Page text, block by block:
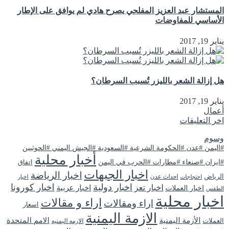
المستشار عبد العزيز المفلحي يصرح هادي لم يوافق على الإطار
الأساسي للمفاوضات
يناير 19, 2017
هل إزالة الشعر بالليزر تُسبب السرطان؟
يناير 19, 2017
أعمال
اخر التعليقات
وسوم
#اليمن #عدن #الحكومة الشرعية #السعودية #الجيش اليمني #الحوثيين
#ايران #صنعاء #مطارات #الحرب في اليمن
أخبار محلية
اتفاق
الرياض
احتجاجات احداث عدن اخبار الجبهات اخبار الرياضة اخبار
الطقس
اخبار العملات اخبار تعز اخبار دولية اخبار عربية اخبار كورونا
اخبار محلية اراء ومقالات اراء و مقالات اسعار
العملات الأزمة اليمنية الازمة اليمنية الازمه اليمنيه الامم المتحدة